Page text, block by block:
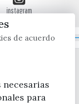
instagram
de acuerdo
para